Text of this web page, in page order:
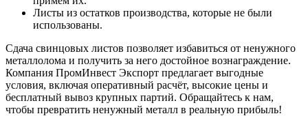
Листы из остатков производства, которые не были
использованы.
Сдача свинцовых листов позволяет избавиться от ненужного
металлолома и получить за него достойное вознаграждение.
Компания ПромИнвест Экспорт предлагает выгодные
условия, включая оперативный расчёт, высокие цены и
бесплатный вывоз крупных партий. Обращайтесь к нам,
чтобы превратить ненужный металл в реальную прибыль!